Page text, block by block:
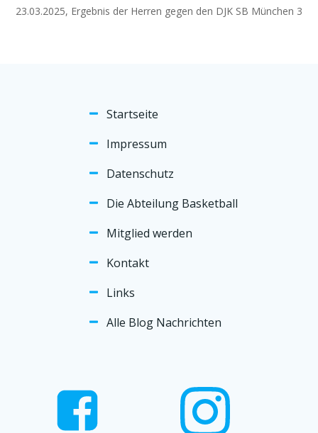
23.03.2025, Ergebnis der Herren gegen den DJK SB München 3
Startseite
Impressum
Datenschutz
Die Abteilung Basketball
Mitglied werden
Kontakt
Links
Alle Blog Nachrichten